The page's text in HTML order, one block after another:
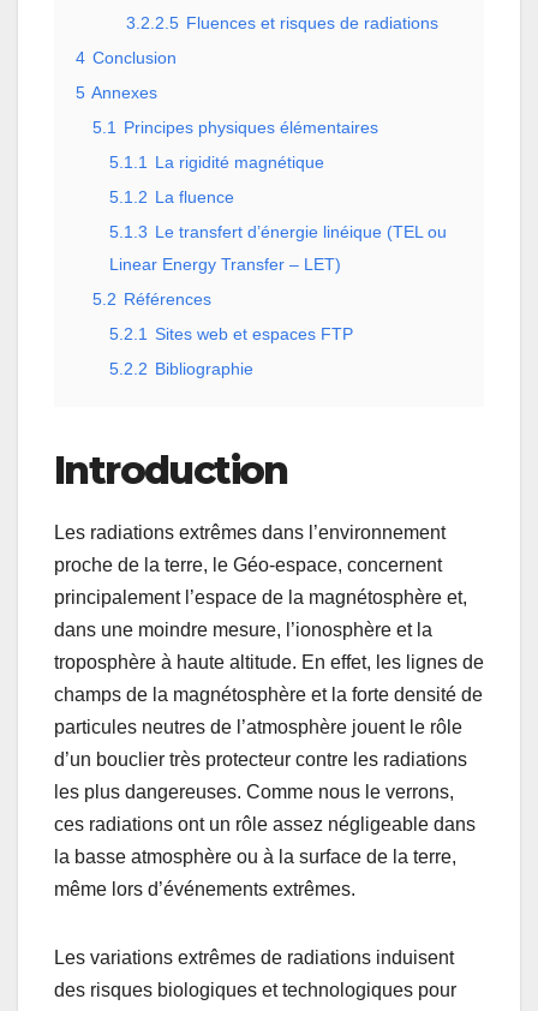
3.2.2.5 Fluences et risques de radiations
4 Conclusion
5 Annexes
5.1 Principes physiques élémentaires
5.1.1 La rigidité magnétique
5.1.2 La fluence
5.1.3 Le transfert d’énergie linéique (TEL ou
Linear Energy Transfer – LET)
5.2 Références
5.2.1 Sites web et espaces FTP
5.2.2 Bibliographie
Introduction
Les radiations extrêmes dans l’environnement
proche de la terre, le Géo-espace, concernent
principalement l’espace de la magnétosphère et,
dans une moindre mesure, l’ionosphère et la
troposphère à haute altitude. En effet, les lignes de
champs de la magnétosphère et la forte densité de
particules neutres de l’atmosphère jouent le rôle
d’un bouclier très protecteur contre les radiations
les plus dangereuses. Comme nous le verrons,
ces radiations ont un rôle assez négligeable dans
la basse atmosphère ou à la surface de la terre,
même lors d’événements extrêmes.
Les variations extrêmes de radiations induisent
des risques biologiques et technologiques pour